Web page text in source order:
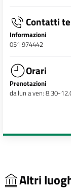
Contatti
Informazioni
051 974442
Orari
Prenotazioni
da lun a ven: 8.30-
Altri